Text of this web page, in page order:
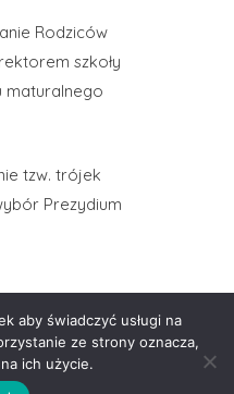
Rodziców
szkoły
maturalnego
tzw. trójek
Prezydium
aby świadczyć usługi na
ze strony oznacza,
ich użycie.